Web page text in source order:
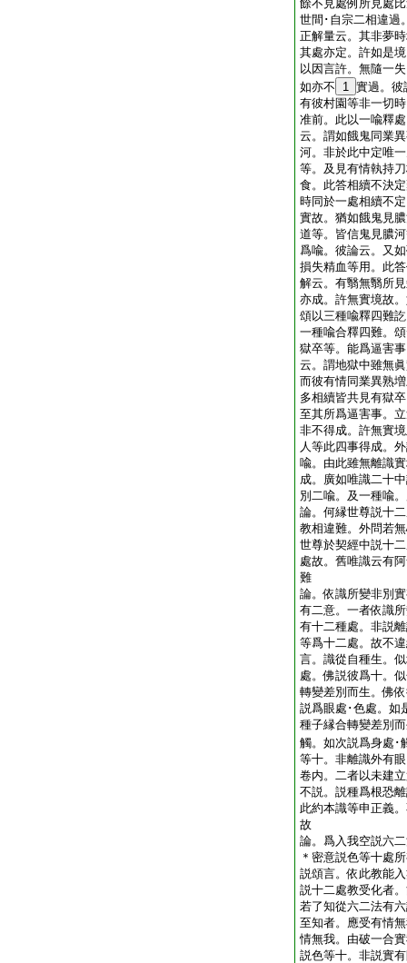
餘不見處例所見處
世間･自宗二相違過
正解量云。其非夢
其處亦定。許如是
以因言許。無隨一
如亦不
1 實過。彼
有彼村園等非一切
准前。此以一喩釋
云。謂如餓鬼同業
河。非於此中定唯
等。及見有情執持
食。此答相續不決
時同於一處相續不
實故。猶如餓鬼見
道等。皆信鬼見膿
爲喩。彼論云。又
損失精血等用。此
解云。有翳無翳所
亦成。許無實境故
頌以三種喩釋四難
一種喩合釋四難。
獄卒等。能爲逼害
云。謂地獄中雖無
而彼有情同業異熟
多相續皆共見有獄
至其所爲逼害事。
非不得成。許無實
人等此四事得成。
喩。由此雖無離識
成。廣如唯識二十
別二喩。及一種喩
論。何縁世尊説十
教相違難。外問若
世尊於契經中説十
處故。舊唯識云有
難
論。依識所變非別
有二意。一者依識
有十二種處。非説
等爲十二處。故不
言。識從自種生。
處。佛説彼爲十。
轉變差別而生。佛
説爲眼處･色處。如
種子縁合轉變差別
觸。如次説爲身處･
等十。非離識外有
卷内。二者以未建
不説。説種爲根恐
此約本識等申正義
故
論。爲入我空説六
＊密意説色等十處
説頌言。依此教能
説十二處教受化者
若了知從六二法有
至知者。應受有情
情無我。由破一合
説色等十。非説實